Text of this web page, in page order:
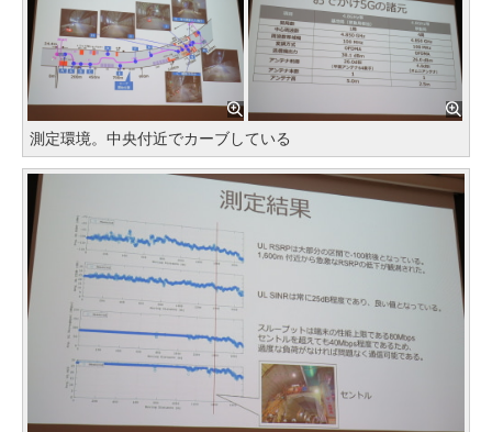
測定環境。中央付近でカーブしている